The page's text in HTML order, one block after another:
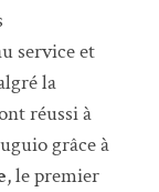
service et
la
réussi à
grâce à
, le premier